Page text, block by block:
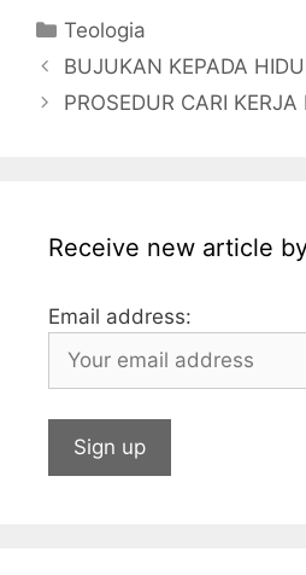
e
b
o
er
a
g
A
p
dI
n
Categories
Teologia
BUJUKAN KEPADA
PROSEDUR CARI
Receive new article
Email address: